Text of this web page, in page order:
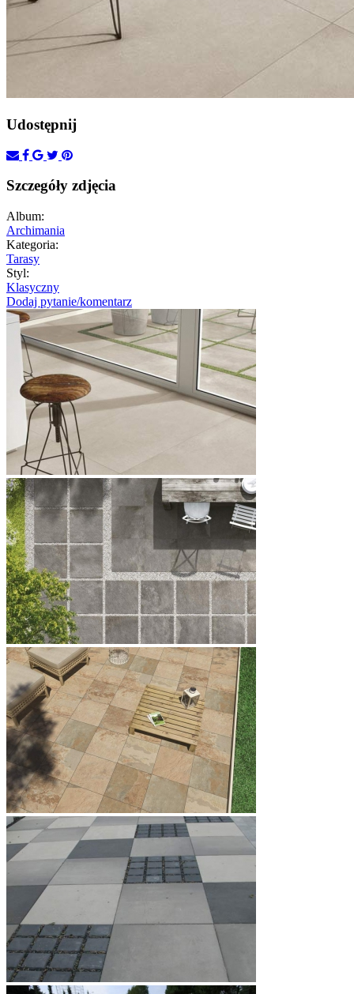
Udostępnij
Szczegóły zdjęcia
Album:
Archimania
Kategoria:
Tarasy
Styl:
Klasyczny
Dodaj pytanie/komentarz